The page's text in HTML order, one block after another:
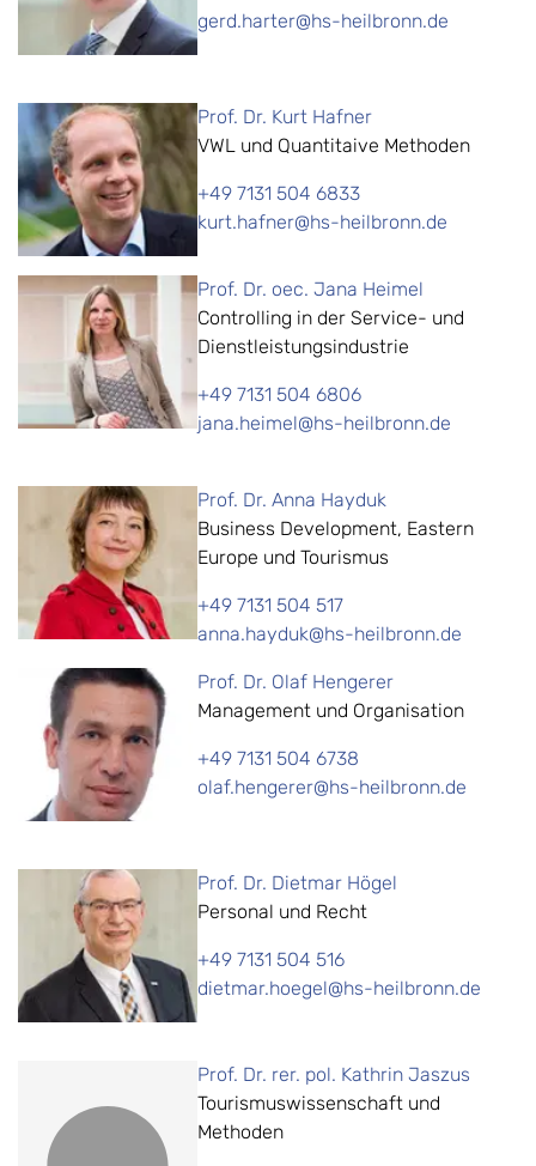
gerd.harter@hs-heilbronn.de
Prof. Dr. Kurt Hafner
VWL und Quantitaive Methoden
+49 7131 504 6833
kurt.hafner@hs-heilbronn.de
Prof. Dr. oec. Jana Heimel
Controlling in der Service- und
Dienstleistungsindustrie
+49 7131 504 6806
jana.heimel@hs-heilbronn.de
Prof. Dr. Anna Hayduk
Business Development, Eastern
Europe und Tourismus
+49 7131 504 517
anna.hayduk@hs-heilbronn.de
Prof. Dr. Olaf Hengerer
Management und Organisation
+49 7131 504 6738
olaf.hengerer@hs-heilbronn.de
Prof. Dr. Dietmar Högel
Personal und Recht
+49 7131 504 516
dietmar.hoegel@hs-heilbronn.de
Prof. Dr. rer. pol. Kathrin Jaszus
Tourismuswissenschaft und
Methoden